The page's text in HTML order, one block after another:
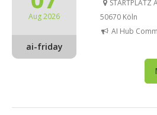
Aug 2026
ai-friday
50670 Köln
AI Hub